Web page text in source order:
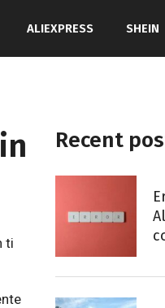
ALIEXPRESS SHEIN
ti
Recent